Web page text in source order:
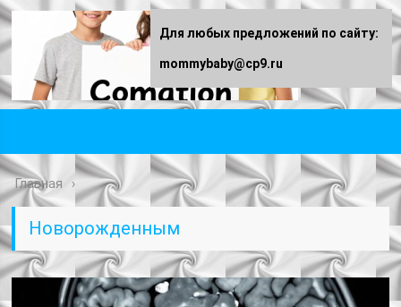
Главная
Новорожденным
Для любых предложений по сайту:
mommybaby@cp9.ru